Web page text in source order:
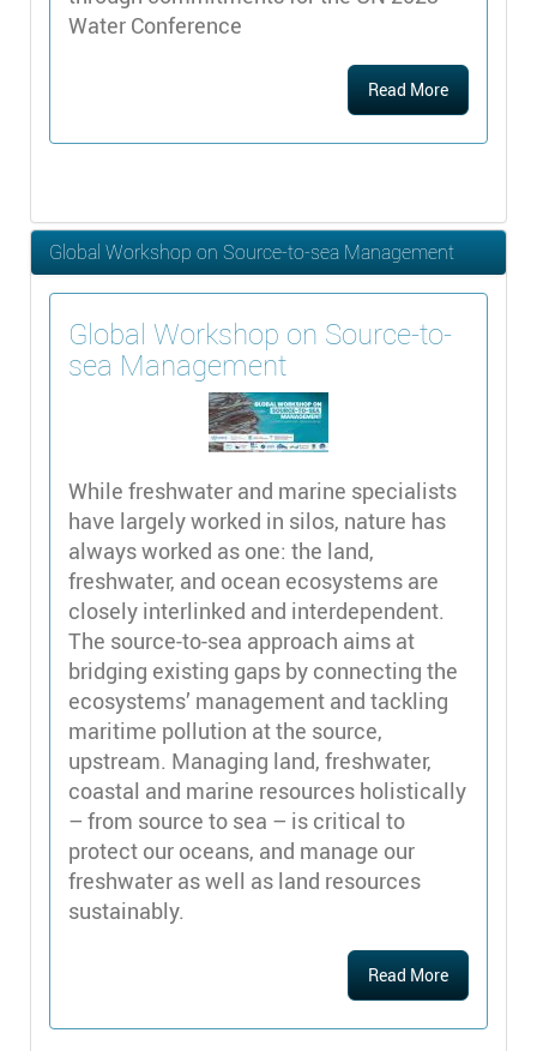
Water Conference
Read More
Global Workshop on Source-to-sea Management
Global Workshop on Source-to-
sea Management
While freshwater and marine specialists
have largely worked in silos, nature has
always worked as one: the land,
freshwater, and ocean ecosystems are
closely interlinked and interdependent.
The source-to-sea approach aims at
bridging existing gaps by connecting the
ecosystems’ management and tackling
maritime pollution at the source,
upstream. Managing land, freshwater,
coastal and marine resources holistically
– from source to sea – is critical to
protect our oceans, and manage our
freshwater as well as land resources
sustainably.
Read More